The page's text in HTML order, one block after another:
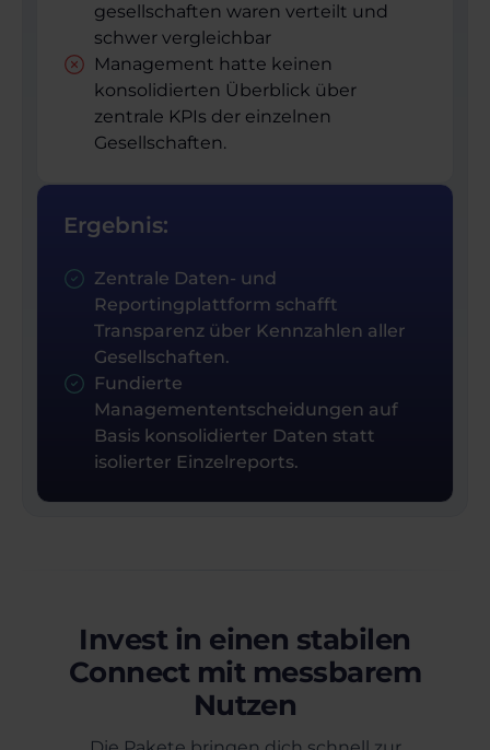
gesellschaften waren verteilt und
schwer vergleichbar
Management hatte keinen
konsolidierten Überblick über
zentrale KPIs der einzelnen
Gesellschaften.
Ergebnis:
Zentrale Daten- und
Reportingplattform schafft
Transparenz über Kennzahlen aller
Gesellschaften.
Fundierte
Managemententscheidungen auf
Basis konsolidierter Daten statt
isolierter Einzelreports.
Invest in einen stabilen
Connect mit messbarem
Nutzen